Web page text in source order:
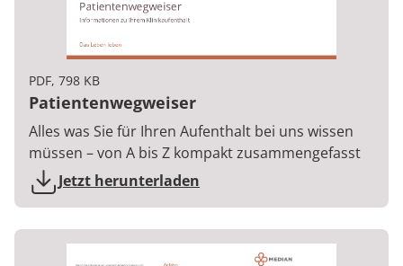
PDF, 798 KB
Patientenwegweiser
Alles was Sie für Ihren Aufenthalt bei uns wissen
müssen – von A bis Z kompakt zusammengefasst
Jetzt herunterladen